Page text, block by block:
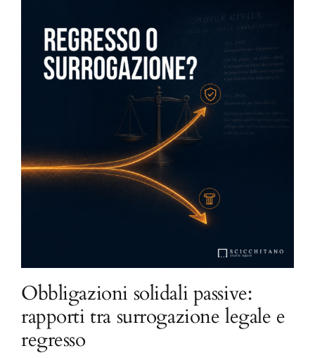
Obbligazioni solidali passive:
rapporti tra surrogazione legale e
regresso